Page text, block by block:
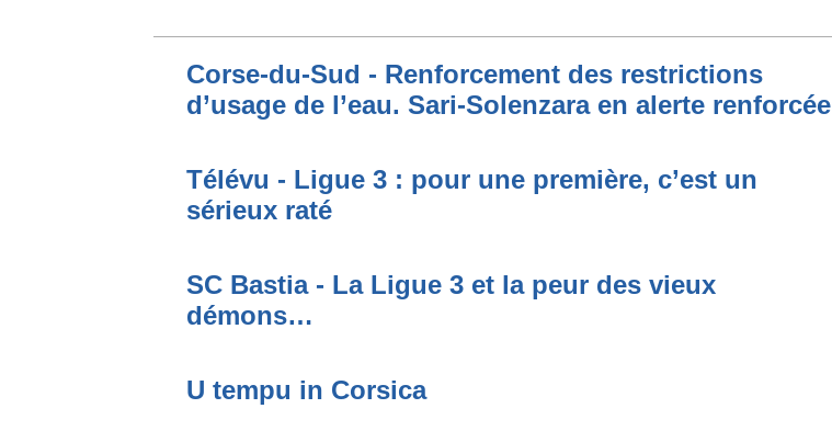
Corse-du-Sud - Renforcement des restrictions
d’usage de l’eau. Sari-Solenzara en alerte renforcée
Télévu - Ligue 3 : pour une première, c’est un
sérieux raté
SC Bastia - La Ligue 3 et la peur des vieux
démons…
U tempu in Corsica